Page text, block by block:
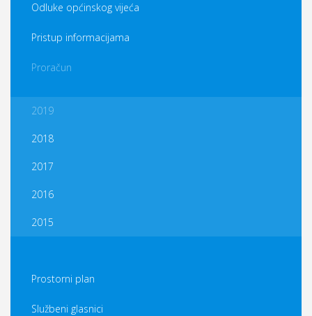
Odluke općinskog vijeća
Pristup informacijama
Proračun
2019
2018
2017
2016
2015
Prostorni plan
Službeni glasnici